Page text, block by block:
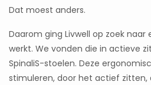
Dat moest anders.
Daarom ging Livwell op zoek
werkt. We vonden die in actieve
SpinaliS-stoelen. Deze
stimuleren, door het actief zitten,